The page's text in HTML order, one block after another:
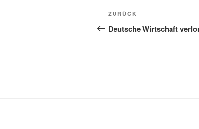
Vorheriger
Beitrag
ZURÜCK
Deutsche Wirtschaft